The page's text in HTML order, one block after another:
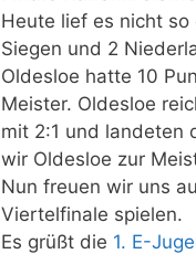
Heute lief es nicht
Siegen und 2
Oldesloe hatte 10
Meister. Oldesloe
mit 2:1 und landeten
wir Oldesloe zur
Nun freuen wir uns
Viertelfinale spielen.
Es grüßt die 1. E-